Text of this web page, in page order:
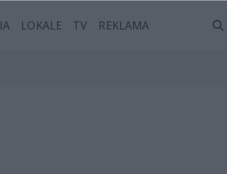
LOKALE TV REKLAMA